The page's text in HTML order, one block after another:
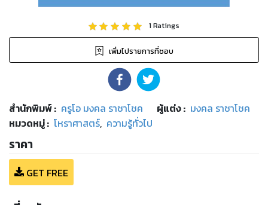
1Ratings
เพิ่มไปรายการที่ชอบ
สำนักพิมพ์: ครูโอ มงคล ราชาโชค ผู้แต่ง : มงคล ราชาโชค
หมวดหมู่: โหราศาสตร์, ความรู้ทั่วไป
ราคา
GET FREE